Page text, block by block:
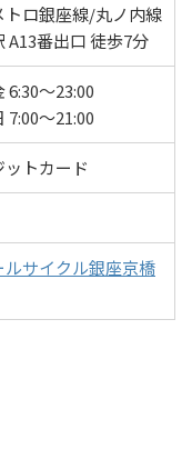
トロ銀座線/丸ノ内線
A13番出口 徒歩7分
6:30～23:00
7:00～21:00
ットカード
ルサイクル銀座京橋